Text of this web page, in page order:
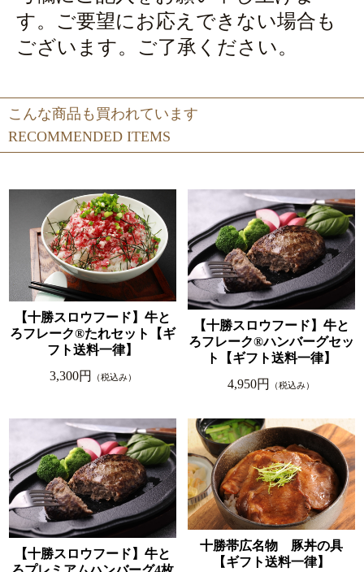
す。ご要望にお応えできない場合も
ございます。ご了承ください。
RECOMMENDED ITEMS
こんな商品も買われています
【十勝スロウフード】牛と
ろフレーク®たれセット【ギ
フト送料一律】
3,300円
（税込み）
【十勝スロウフード】牛と
ろフレーク®ハンバーグセッ
ト【ギフト送料一律】
4,950円
（税込み）
【十勝スロウフード】牛と
十勝帯広名物 豚丼の具
【ギフト送料一律】